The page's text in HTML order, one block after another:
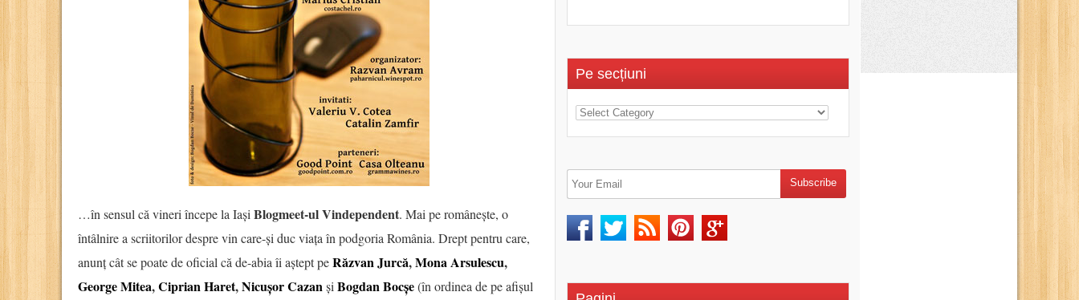
…în sensul că vineri începe la Iași Blogmeet-ul Vindependent. Mai pe românește, o
întâlnire a scriitorilor despre vin care-și duc viața în podgoria România. Drept pentru care,
anunț cât se poate de oficial că de-abia îi aștept peRăzvan Jurcă,Mona Arsulescu,
George Mitea,Ciprian Haret,Nicușor Cazanși Bogdan Bocșe(în ordinea de pe afișul
Pe secțiuni